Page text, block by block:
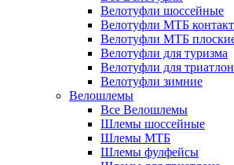
Велотуфли шоссейные
Велотуфли МТБ
Велотуфли МТБ
Велотуфли для туризма
Велотуфли для
Велотуфли зимние
Велошлемы
Все Велошлемы
Шлемы шоссейные
Шлемы МТБ
Шлемы фулфейсы